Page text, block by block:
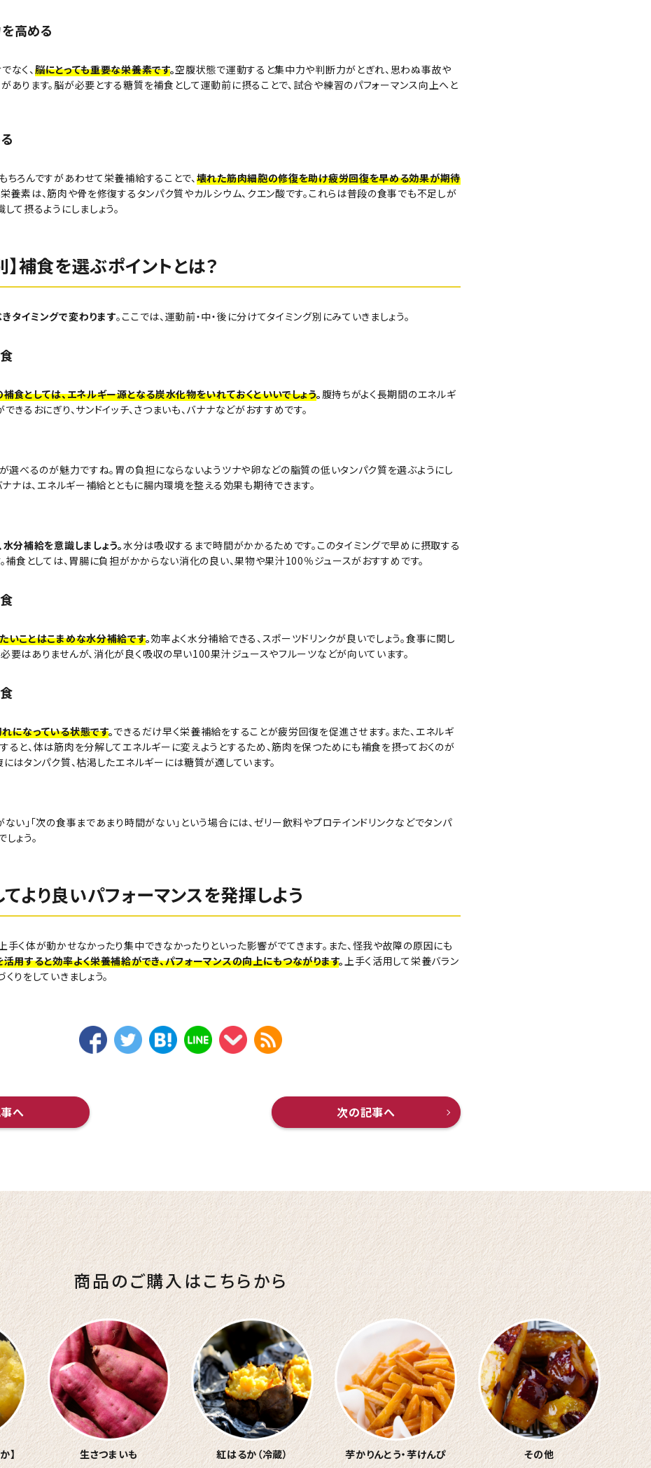
高める
なく、脳にとっても重要な栄養素です。空腹状態で運動すると集中力や判断力がとぎれ、思わぬ事故や
あります。脳が必要とする糖質を補食として運動前に摂ることで、試合や練習のパフォーマンス向上へと
ちろんですがあわせて栄養補給することで、壊れた筋肉細胞の修復を助け疲労回復を早める効果が期待
養素は、筋肉や骨を修復するタンパク質やカルシウム、クエン酸です。これらは普段の食事でも不足しが
て摂るようにしましょう。
】補食を選ぶポイントとは？
タイミングで変わります。ここでは、運動前・中・後に分けてタイミング別にみていきましょう。
食としては、エネルギー源となる炭水化物をいれておくといいでしょう。 腹持ちがよく長期間のエネルギ
きるおにぎり、サンドイッチ、さつまいも、バナナなどがおすすめです。
が選べるのが魅力ですね。胃の負担にならないようツナや卵などの脂質の低いタンパク質を選ぶようにし
ナナは、エネルギー補給とともに腸内環境を整える効果も期待できます。
分補給を意識しましょう。水分は吸収するまで時間がかかるためです。このタイミングで早めに摂取する
補食としては、胃腸に負担がかからない消化の良い、果物や果汁100％ジュースがおすすめです。
いことはこまめな水分補給です。効率よく水分補給できる、スポーツドリンクが良いでしょう。食事に関し
要はありませんが、消化が良く吸収の早い100果汁ジュースやフルーツなどが向いています。
になっている状態です。できるだけ早く栄養補給をすることが疲労回復を促進させます。また、エネルギ
ると、体は筋肉を分解してエネルギーに変えようとするため、筋肉を保つためにも補食を摂っておくのが
はタンパク質、枯渇したエネルギーには糖質が適しています。
い」「次の食事まであまり時間がない」という場合には、ゼリー飲料やプロテインドリンクなどでタンパ
ょう。
より良いパフォーマンスを発揮しよう
手く体が動かせなかったり集中できなかったりといった影響がでてきます。また、怪我や故障の原因にも
活用すると効率よく栄養補給ができ、パフォーマンスの向上にもつながります。上手く活用して栄養バラン
りをしていきましょう。
へ 次の記事へ
商品のご購入はこちらから
】 生さつまいも 紅はるか（冷蔵） 芋かりんとう・芋けんぴ その他